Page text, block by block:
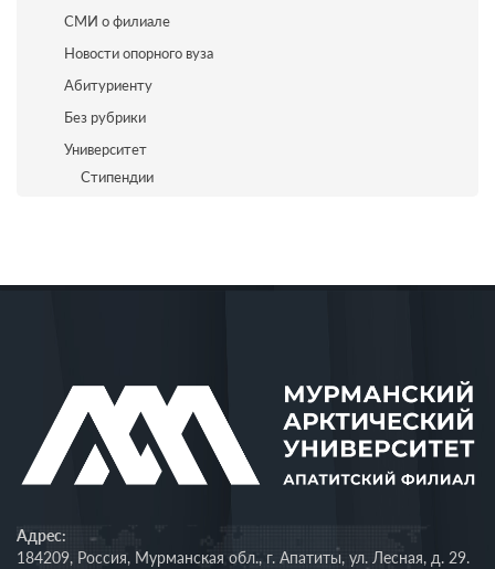
СМИ о филиале
Новости опорного вуза
Абитуриенту
Без рубрики
Университет
Стипендии
Адрес:
184209, Россия, Мурманская обл., г. Апатиты, ул. Лесная, д. 29.